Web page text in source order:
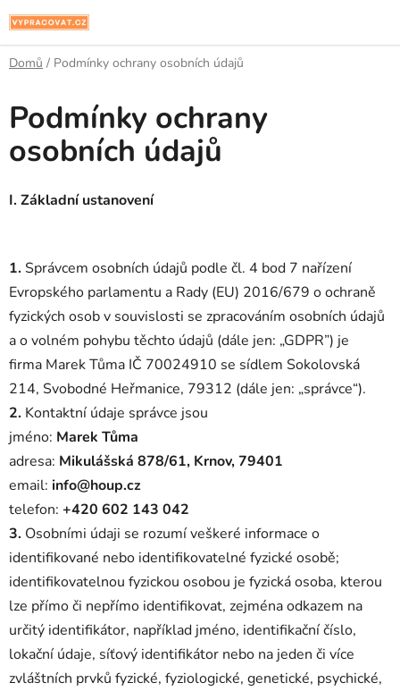
na
obsah
Domů / Podmínky ochrany osobních údajů
Podmínky ochrany
osobních údajů
I. Základní ustanovení
1. Správcem osobních údajů podle čl. 4 bod 7 nařízení
Evropského parlamentu a Rady (EU) 2016/679 o ochraně
fyzických osob v souvislosti se zpracováním osobních údajů
a o volném pohybu těchto údajů (dále jen: „GDPR”) je
firma Marek Tůma IČ 70024910 se sídlem Sokolovská
214, Svobodné Heřmanice, 79312 (dále jen: „správce“).
2. Kontaktní údaje správce jsou
jméno: Marek Tůma
adresa: Mikulášská 878/61, Krnov, 79401
email: info@houp.cz
telefon: +420 602 143 042
3. Osobními údaji se rozumí veškeré informace o
identifikované nebo identifikovatelné fyzické osobě;
identifikovatelnou fyzickou osobou je fyzická osoba, kterou
lze přímo či nepřímo identifikovat, zejména odkazem na
určitý identifikátor, například jméno, identifikační číslo,
lokační údaje, síťový identifikátor nebo na jeden či více
zvláštních prvků fyzické, fyziologické, genetické, psychické,